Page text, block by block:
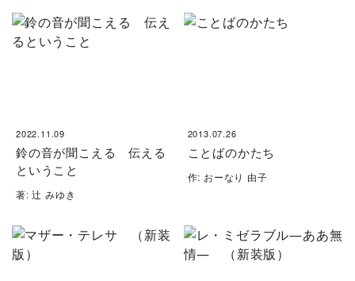
2022.11.09
鈴の音が聞こえる 伝える
ということ
著: 辻 みゆき
2013.07.26
ことばのかたち
作: おーなり 由子